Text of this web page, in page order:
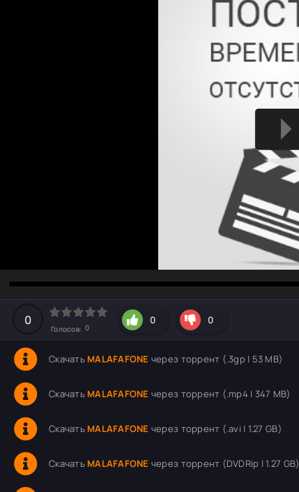
hd2160
hd1440
highres
hd1080
hd720
large
medium
small
tiny
0
Голосов: 0
0 0
Скачать MALAFAFONE через торрент (.3gp | 53 MB)
Скачать MALAFAFONE через торрент (.mp4 | 347 MB)
Скачать MALAFAFONE через торрент (.avi | 1.27 GB)
Скачать MALAFAFONE через торрент (DVDRip | 1.27 GB)